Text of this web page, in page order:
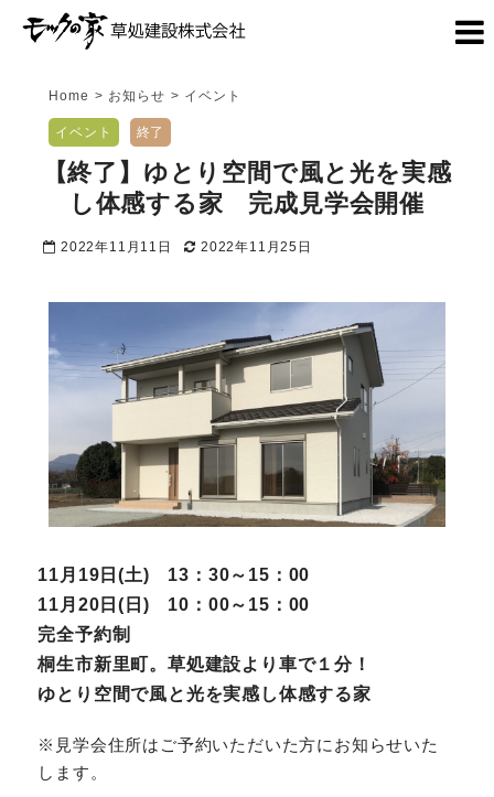
Home > お知らせ > イベント
イベント 終了
【終了】ゆとり空間で風と光を実感
し体感する家 完成見学会開催
2022年11月11日 2022年11月25日
11月19日(土) 13：30～15：00
11月20日(日) 10：00～15：00
完全予約制
桐生市新里町。草処建設より車で１分！
ゆとり空間で風と光を実感し体感する家
※見学会住所はご予約いただいた方にお知らせいた
します。